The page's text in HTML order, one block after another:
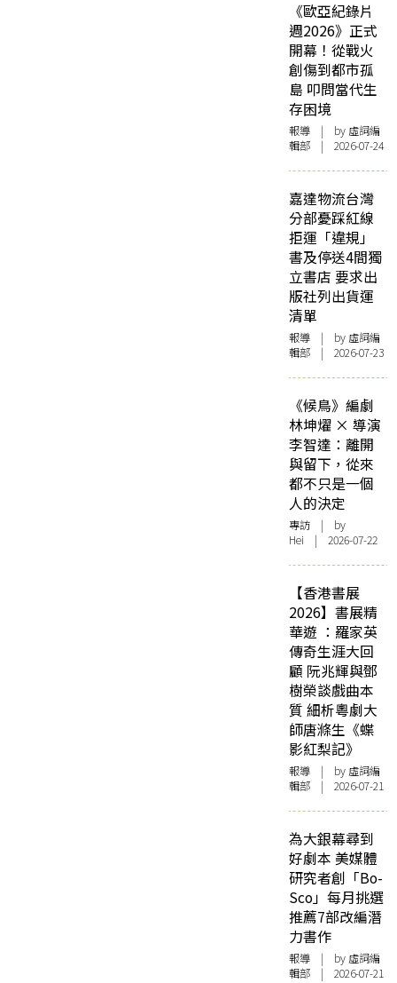
《歐亞紀錄片
週2026》正式
開幕！從戰火
創傷到都市孤
島 叩問當代生
存困境
報導 | by 虛詞編
輯部 | 2026-07-24
嘉達物流台灣
分部憂踩紅線
拒運「違規」
書及停送4間獨
立書店 要求出
版社列出貨運
清單
報導 | by 虛詞編
輯部 | 2026-07-23
《候鳥》編劇
林坤燿 × 導演
李智達：離開
與留下，從來
都不只是一個
人的決定
專訪 | by
Hei | 2026-07-22
【香港書展
2026】書展精
華遊 ：羅家英
傳奇生涯大回
顧 阮兆輝與鄧
樹榮談戲曲本
質 細析粵劇大
師唐滌生《蝶
影紅梨記》
報導 | by 虛詞編
輯部 | 2026-07-21
為大銀幕尋到
好劇本 美媒體
研究者創「Bo-
Sco」每月挑選
推薦7部改編潛
力書作
報導 | by 虛詞編
輯部 | 2026-07-21